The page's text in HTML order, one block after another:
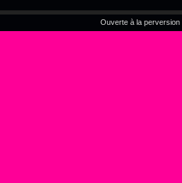
Ouverte à la perversion